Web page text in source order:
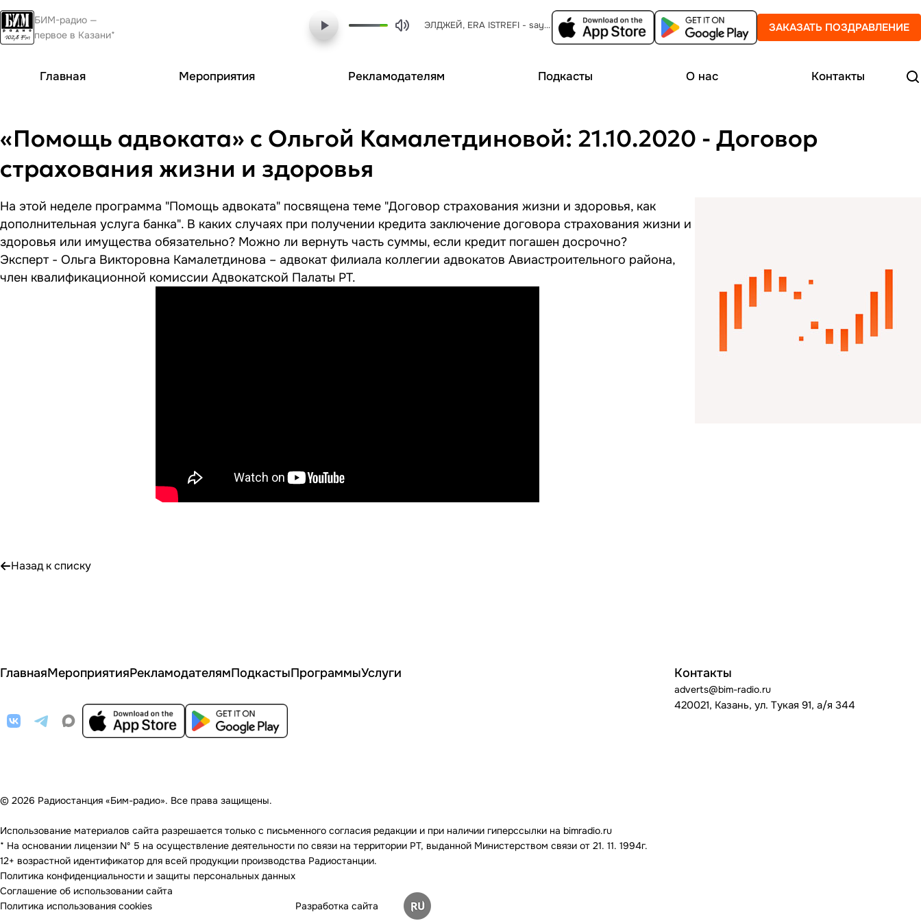
БИМ-радио —
первое в Казани*
ЭЛДЖЕЙ, ERA ISTREFI - sayonara детка ЗАКАЗАТЬ ПОЗДРАВЛЕНИЕ
Главная Мероприятия Рекламодателям Подкасты О нас Контакты
«Помощь адвоката» с Ольгой Камалетдиновой: 21.10.2020 - Договор
страхования жизни и здоровья
На этой неделе программа "Помощь адвоката" посвящена теме "Договор страхования жизни и здоровья, как
дополнительная услуга банка". В каких случаях при получении кредита заключение договора страхования жизни и
здоровья или имущества обязательно? Можно ли вернуть часть суммы, если кредит погашен досрочно?
Эксперт - Ольга Викторовна Камалетдинова – адвокат филиала коллегии адвокатов Авиастроительного района,
член квалификационной комиссии Адвокатской Палаты РТ.
Назад к списку
ГлавнаяМероприятияРекламодателямПодкастыПрограммыУслуги Контакты
adverts@bim-radio.ru
420021, Казань, ул. Тукая 91, а/я 344
© 2026 Радиостанция «Бим-радио». Все права защищены.
Использование материалов сайта разрешается только с письменного согласия редакции и при наличии гиперссылки на bimradio.ru
* На основании лицензии Nº 5 на осуществление деятельности по связи на территории РТ, выданной Министерством связи от 21. 11. 1994г.
12+ возрастной идентификатор для всей продукции производства Радиостанции.
Политика конфиденциальности и защиты персональных данных
Соглашение об использовании сайта
Политика использования cookies
Разработка сайта